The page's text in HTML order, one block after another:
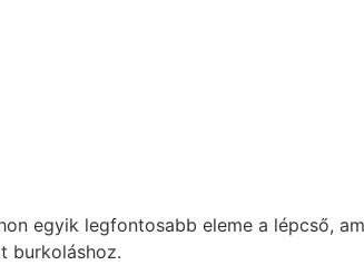
egyik legfontosabb eleme a lépcső,
burkoláshoz.